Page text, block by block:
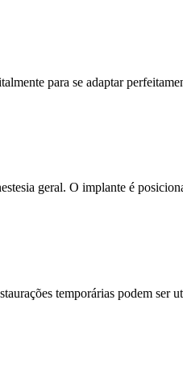
para se adaptar
geral. O implante é
temporárias podem ser